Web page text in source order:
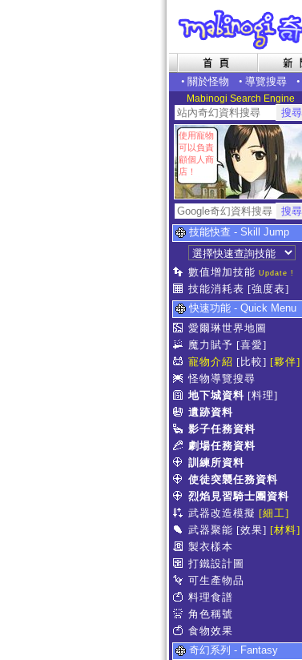
• 關於怪物 • 導覽搜尋 •
Mabinogi Search Engine
使用寵物
可以負責
顧個人商
店！
技能快查 - Skill Jump
數值增加技能 Update !
技能消耗表 [強度表]
快速功能 - Quick Menu
愛爾琳世界地圖
魔力賦予 [喜愛]
寵物介紹 [比較] [夥伴]
怪物導覽搜尋
地下城資料 [料理]
遺跡資料
影子任務資料
劇場任務資料
訓練所資料
使徒突襲任務資料
烈焰見習騎士團資料
武器改造模擬 [細工]
武器聚能 [效果] [材料]
製衣樣本
打鐵設計圖
可生產物品
料理食譜
角色稱號
食物效果
奇幻系列 - Fantasy